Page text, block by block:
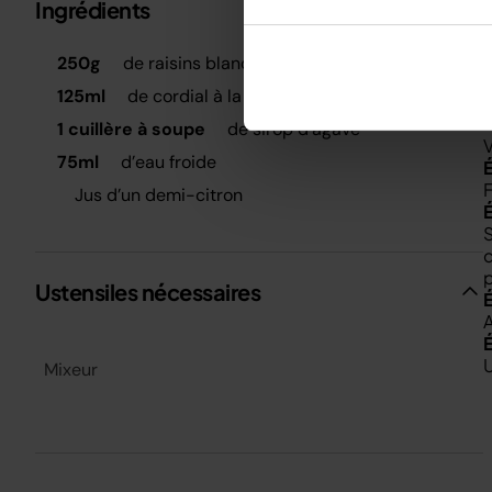
Ingrédients
250g
de raisins blancs sans pépins
125ml
de cordial à la fleur de sureau
1 cuillère à soupe
de sirop d’agave
75ml
d’eau froide
Jus d’un demi-citron
Ustensiles nécessaires
Mixeur